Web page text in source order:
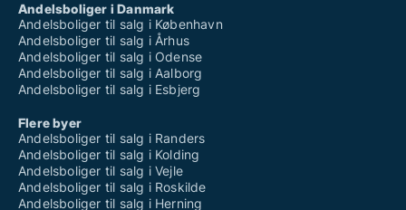
Andelsboliger i Danmark
Andelsboliger til salg i København
Andelsboliger til salg i Århus
Andelsboliger til salg i Odense
Andelsboliger til salg i Aalborg
Andelsboliger til salg i Esbjerg
Flere byer
Andelsboliger til salg i Randers
Andelsboliger til salg i Kolding
Andelsboliger til salg i Vejle
Andelsboliger til salg i Roskilde
Andelsboliger til salg i Herning